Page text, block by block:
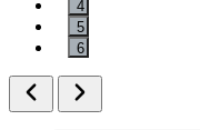
4
5
6